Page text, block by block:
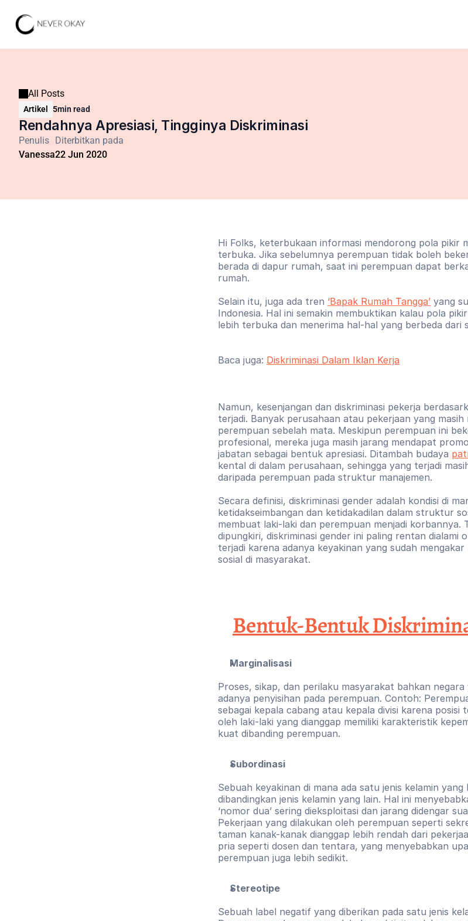
All Posts
Artikel 5min read
Rendahnya Apresiasi, Tingginya Diskriminasi
Penulis
Vanessa
Diterbitkan pada
22 Jun 2020
Hi Folks, keterbukaan informasi mendorong pola pikir
terbuka. Jika sebelumnya perempuan tidak boleh
berada di dapur rumah, saat ini perempuan dapat
rumah.
Selain itu, juga ada tren ‘Bapak Rumah Tangga’ yang
Indonesia. Hal ini semakin membuktikan kalau pola
lebih terbuka dan menerima hal-hal yang berbeda dari
Baca juga: Diskriminasi Dalam Iklan Kerja
Namun, kesenjangan dan diskriminasi pekerja
terjadi. Banyak perusahaan atau pekerjaan yang masih
perempuan sebelah mata. Meskipun perempuan ini
profesional, mereka juga masih jarang mendapat
jabatan sebagai bentuk apresiasi. Ditambah budaya
kental di dalam perusahaan, sehingga yang terjadi
daripada perempuan pada struktur manajemen.
Secara definisi, diskriminasi gender adalah kondisi di
ketidakseimbangan dan ketidakadilan dalam struktur
membuat laki-laki dan perempuan menjadi korbannya.
dipungkiri, diskriminasi gender ini paling rentan dialami
terjadi karena adanya keyakinan yang sudah
sosial di masyarakat.
Bentuk-Bentuk
Marginalisasi
Proses, sikap, dan perilaku masyarakat bahkan
adanya penyisihan pada perempuan. Contoh:
sebagai kepala cabang atau kepala divisi karena posisi
oleh laki-laki yang dianggap memiliki karakteristik
kuat dibanding perempuan.
Subordinasi
Sebuah keyakinan di mana ada satu jenis kelamin yang
dibandingkan jenis kelamin yang lain. Hal ini
‘nomor dua’ sering dieksploitasi dan jarang didengar
Pekerjaan yang dilakukan oleh perempuan seperti
taman kanak-kanak dianggap lebih rendah dari
pria seperti dosen dan tentara, yang menyebabkan
perempuan juga lebih sedikit.
Stereotipe
Sebuah label negatif yang diberikan pada satu jenis